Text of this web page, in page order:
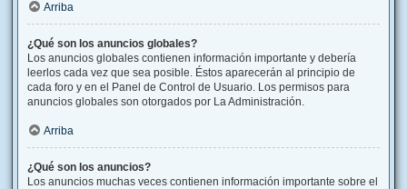
Arriba
¿Qué son los anuncios globales?
Los anuncios globales contienen información importante y debería
leerlos cada vez que sea posible. Éstos aparecerán al principio de
cada foro y en el Panel de Control de Usuario. Los permisos para
anuncios globales son otorgados por La Administración.
Arriba
¿Qué son los anuncios?
Los anuncios muchas veces contienen información importante sobre el